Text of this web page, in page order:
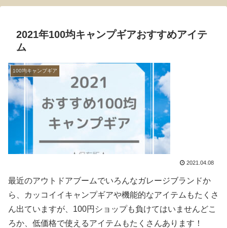
2021年100均キャンプギアおすすめアイテ
ム
100均キャンプギア
2021.04.08
最近のアウトドアブームでいろんなガレージブランドか
ら、カッコイイキャンプギアや機能的なアイテムもたくさ
ん出ていますが、100円ショップも負けてはいませんどこ
ろか、低価格で使えるアイテムもたくさんあります！